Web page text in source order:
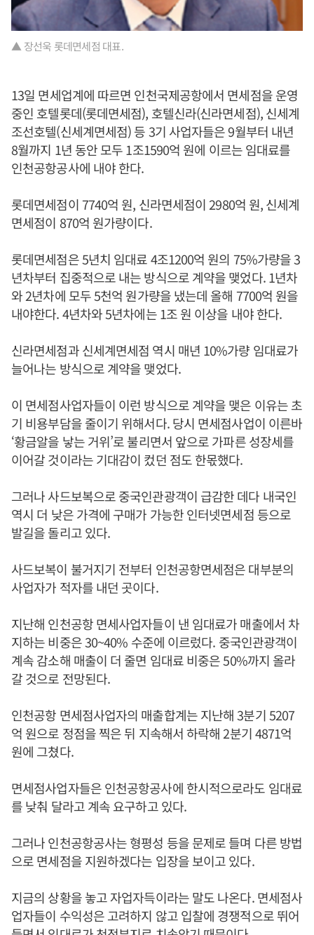
▲ 장선욱 롯데면세점 대표.
13일 면세업계에 따르면 인천국제공항에서 면세점을 운영
중인 호텔롯데(롯데면세점), 호텔신라(신라면세점), 신세계
조선호텔(신세계면세점) 등 3기 사업자들은 9월부터 내년
8월까지 1년 동안 모두 1조1590억 원에 이르는 임대료를
인천공항공사에 내야 한다.
롯데면세점이 7740억 원, 신라면세점이 2980억 원, 신세계
면세점이 870억 원가량이다.
롯데면세점은 5년치 임대료 4조1200억 원의 75%가량을 3
년차부터 집중적으로 내는 방식으로 계약을 맺었다. 1년차
와 2년차에 모두 5천억 원가량을 냈는데 올해 7700억 원을
내야한다. 4년차와 5년차에는 1조 원 이상을 내야 한다.
신라면세점과 신세계면세점 역시 매년 10%가량 임대료가
늘어나는 방식으로 계약을 맺었다.
이 면세점사업자들이 이런 방식으로 계약을 맺은 이유는 초
기 비용부담을 줄이기 위해서다. 당시 면세점사업이 이른바
‘황금알을 낳는 거위’로 불리면서 앞으로 가파른 성장세를
이어갈 것이라는 기대감이 컸던 점도 한몫했다.
그러나 사드보복으로 중국인관광객이 급감한 데다 내국인
역시 더 낮은 가격에 구매가 가능한 인터넷면세점 등으로
발길을 돌리고 있다.
사드보복이 불거지기 전부터 인천공항면세점은 대부분의
사업자가 적자를 내던 곳이다.
지난해 인천공항 면세사업자들이 낸 임대료가 매출에서 차
지하는 비중은 30~40% 수준에 이르렀다. 중국인관광객이
계속 감소해 매출이 더 줄면 임대료 비중은 50%까지 올라
갈 것으로 전망된다.
인천공항 면세점사업자의 매출합계는 지난해 3분기 5207
억 원으로 정점을 찍은 뒤 지속해서 하락해 2분기 4871억
원에 그쳤다.
면세점사업자들은 인천공항공사에 한시적으로라도 임대료
를 낮춰 달라고 계속 요구하고 있다.
그러나 인천공항공사는 형평성 등을 문제로 들며 다른 방법
으로 면세점을 지원하겠다는 입장을 보이고 있다.
지금의 상황을 놓고 자업자득이라는 말도 나온다. 면세점사
업자들이 수익성은 고려하지 않고 입찰에 경쟁적으로 뛰어